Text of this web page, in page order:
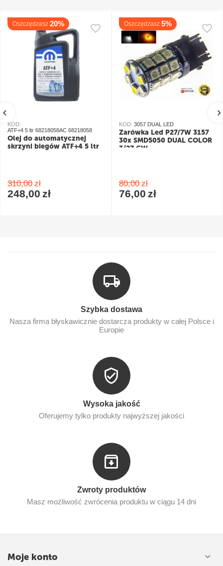
Oszczędzasz 20%
KOD:
ATF+4 5 ltr 68218058AC 68218058
Olej do automatycznej
skrzyni biegów ATF+4 5 ltr
310,00 zł
248,00 zł
Oszczędzasz 5%
KOD: 3057 DUAL LED
Żarówka Led P27/7W 3157
30x SMD5050 DUAL COLOR
3/27 CW
80,00 zł
76,00 zł
Szybka dostawa
Nasza firma błyskawicznie dostarcza produkty w całej Polsce i
Europie
Wysoka jakość
Oferujemy tylko produkty najwyższej jakości
Zwroty produktów
Masz możliwość zwrócenia produktu w ciągu 14 dni
Moje konto